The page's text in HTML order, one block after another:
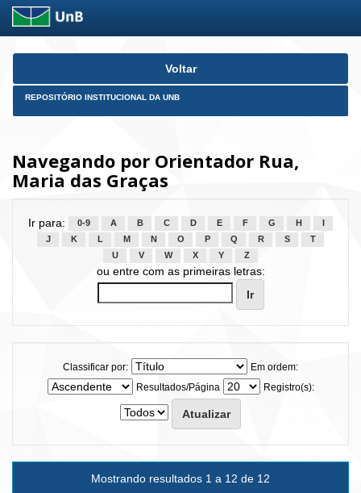
Skip
Voltar
REPOSITÓRIO INSTITUCIONAL DA UNB
Navegando por Orientador Rua,
Maria das Graças
Ir para: 0-9 A B C D E F G H
J
K L M N O P Q R S
T
U
V W X Y Z
ou entre com as primeiras letras:
Classificar por:
Em ordem:
Resultados/Página
Registro(s):
Mostrando resultados 1 a 12 de 12